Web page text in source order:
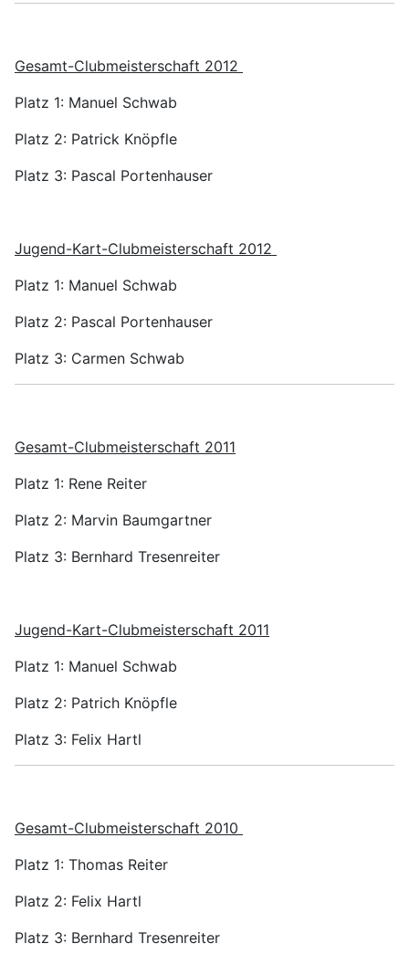
Gesamt-Clubmeisterschaft 2012
Platz 1: Manuel Schwab
Platz 2: Patrick Knöpfle
Platz 3: Pascal Portenhauser
Jugend-Kart-Clubmeisterschaft 2012
Platz 1: Manuel Schwab
Platz 2: Pascal Portenhauser
Platz 3: Carmen Schwab
Gesamt-Clubmeisterschaft 2011
Platz 1: Rene Reiter
Platz 2: Marvin Baumgartner
Platz 3: Bernhard Tresenreiter
Jugend-Kart-Clubmeisterschaft 2011
Platz 1: Manuel Schwab
Platz 2: Patrich Knöpfle
Platz 3: Felix Hartl
Gesamt-Clubmeisterschaft 2010
Platz 1: Thomas Reiter
Platz 2: Felix Hartl
Platz 3: Bernhard Tresenreiter